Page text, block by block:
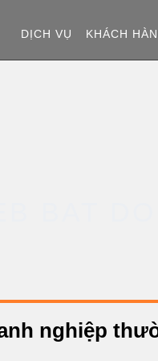
DỊCH VỤ KHÁCH
BAT
nghiệp